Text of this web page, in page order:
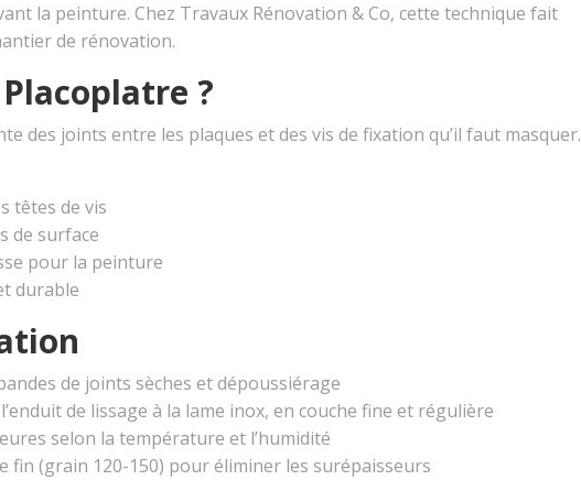
la peinture. Chez Travaux Rénovation & Co, cette technique fait
de rénovation.
?
des joints entre les plaques et des vis de fixation qu’il faut masquer.
têtes de vis
de surface
pour la peinture
durable
de joints sèches et dépoussiérage
de lissage à la lame inox, en couche fine et régulière
selon la température et l’humidité
fin (grain 120-150) pour éliminer les surépaisseurs